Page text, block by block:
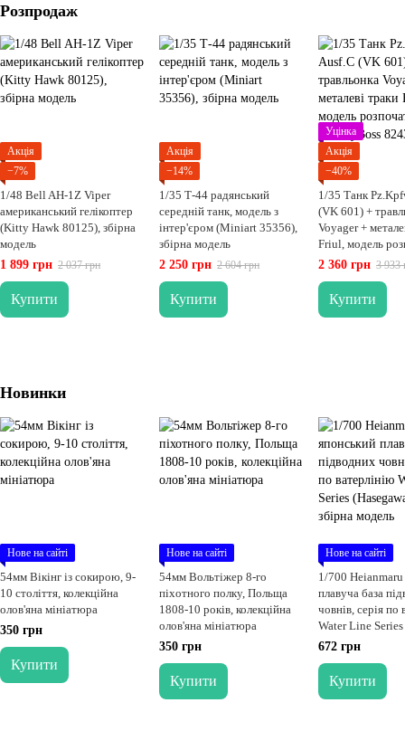
Розпродаж
Акція
−7%
1/48 Bell AH-1Z Viper
американський гелікоптер
(Kitty Hawk 80125), збірна
модель
1 899 грн 2 037 грн
Купити
Акція
−14%
1/35 Т-44 радянський
середній танк, модель з
інтер'єром (Miniart 35356),
збірна модель
2 250 грн 2 604 грн
Купити
Уцінка
Акція
−40%
1/35 Танк
(VK 601) +
Voyager +
Friul, модель
(HobbyBoss
2 360 грн 3 933
Купити
Новинки
Нове на сайті
54мм Вікінг із сокирою, 9-
10 століття, колекційна
олов'яна мініатюра
350 грн
Купити
Нове на сайті
54мм Вольтіжер 8-го
піхотного полку, Польща
1808-10 років, колекційна
олов'яна мініатюра
350 грн
Купити
Нове на сайті
1/700
плавуча база
човнів, серія по
Water Line
49522), збірна
672 грн
Купити